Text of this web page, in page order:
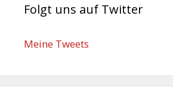
Folgt uns auf Twitter
Meine Tweets